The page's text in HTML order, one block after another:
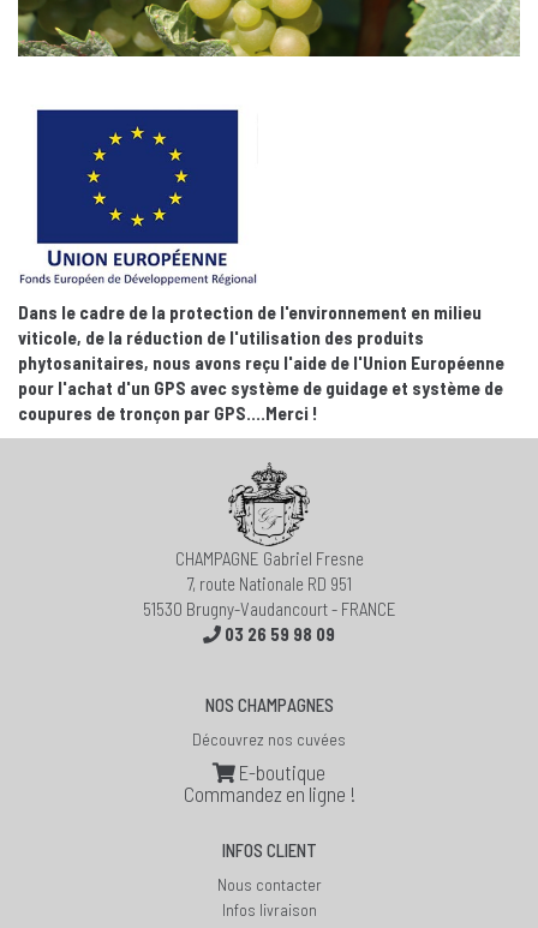
Dans le cadre de la protection de l'environnement en milieu
viticole, de la réduction de l'utilisation des produits
phytosanitaires, nous avons reçu l'aide de l'Union Européenne
pour l'achat d'un GPS avec système de guidage et système de
coupures de tronçon par GPS....Merci !
CHAMPAGNE Gabriel Fresne
7, route Nationale RD 951
51530 Brugny-Vaudancourt - FRANCE
03 26 59 98 09
NOS CHAMPAGNES
Découvrez nos cuvées
E-boutique
Commandez en ligne !
INFOS CLIENT
Nous contacter
Infos livraison